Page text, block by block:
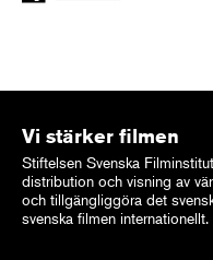
Vi stärker filmen
Stiftelsen Svenska
distribution och visning av
och tillgängliggöra det
svenska filmen internationellt.